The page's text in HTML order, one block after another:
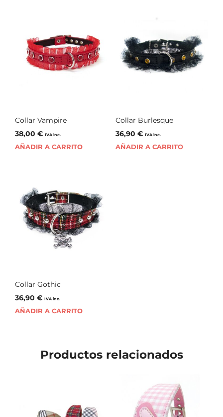
Collar Vampire
38,00 € IVA inc.
AÑADIR A CARRITO
Collar Burlesque
36,90 € IVA inc.
AÑADIR A CARRITO
Collar Gothic
36,90 € IVA inc.
AÑADIR A CARRITO
Productos relacionados